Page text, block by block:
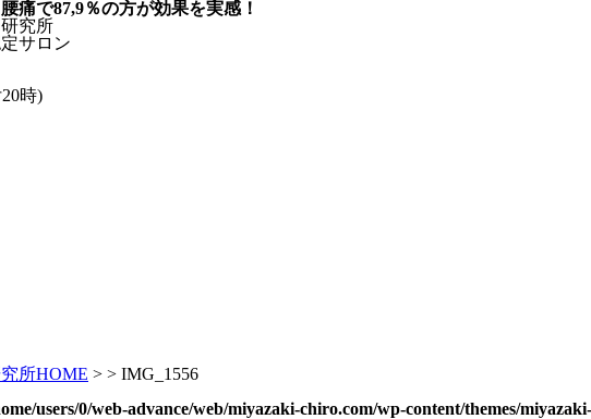
痛で87,9％の方が効果を実感！
時)
所HOME > > IMG_1556
users/0/web-advance/web/miyazaki-chiro.com/wp-content/themes/